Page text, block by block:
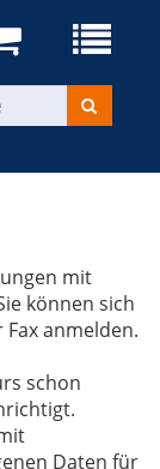
mit
können sich
anmelden.
schon
Daten für